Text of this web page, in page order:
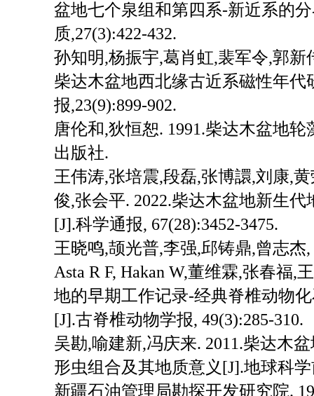
盆地七个泉组和第四系-新近系的
质,27(3):422-432.
孙知明,杨振宇,葛肖虹,裴军令,郭新
柴达木盆地西北缘古近系磁性年代
报,23(9):899-902.
唐伦和,狄恒恕. 1991.柴达木盆地
出版社.
王伟涛,张培震,段磊,张博譞,刘康,
俊,张会平. 2022.柴达木盆地新生
[J].科学通报, 67(28):3452-3475.
王晓鸣,颉光普,李强,邱铸鼎,曾志杰
Asta R F, Hakan W,董维霖,张春福,
地的早期工作记录-经典脊椎动物
[J].古脊椎动物学报, 49(3):285-310.
吴勘,喻建新,冯庆来. 2011.柴达木
形虫组合及其地质意义[J].地球科学
新疆石油管理局勘探开发研究院.